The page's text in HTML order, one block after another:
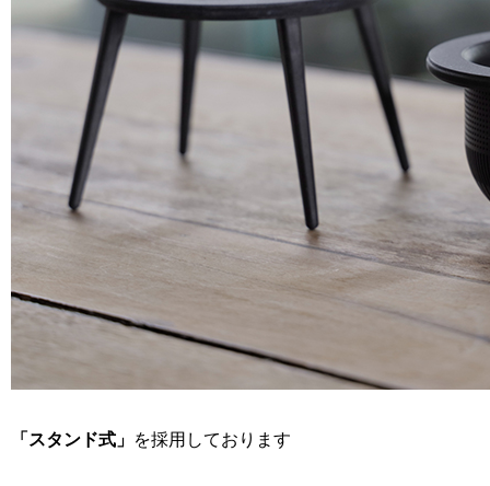
「スタンド式」 を採用しております